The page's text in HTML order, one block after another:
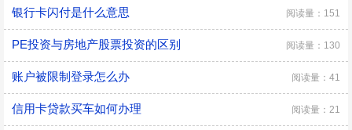
银行卡闪付是什么意思 阅读量：151
PE投资与房地产股票投资的区别 阅读量：130
账户被限制登录怎么办 阅读量：41
信用卡贷款买车如何办理 阅读量：21